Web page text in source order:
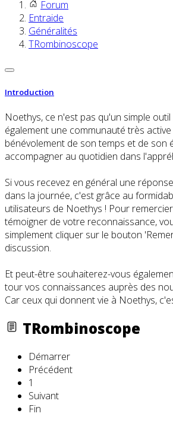
Forum
Entraide
Généralités
TRombinoscope
Introduction
Noethys, ce n'est pas qu'un simple
également une communauté très
bénévolement de son temps et de son
accompagner au quotidien dans
Si vous recevez en général une
dans la journée, c'est grâce au
utilisateurs de Noethys ! Pour
témoigner de votre reconnaissance,
simplement cliquer sur le bouton
discussion.
Et peut-être souhaiterez-vous
tour vos connaissances auprès des
Car ceux qui donnent vie à Noethys,
TRombinoscope
Démarrer
Précédent
1
Suivant
Fin